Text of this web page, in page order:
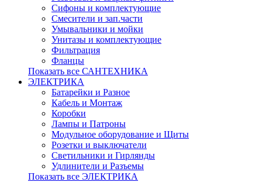
Сифоны и комплектующие
Смесители и зап.части
Умывальники и мойки
Унитазы и комплектующие
Фильтрация
Фланцы
Показать все САНТЕХНИКА
ЭЛЕКТРИКА
Батарейки и Разное
Кабель и Монтаж
Коробки
Лампы и Патроны
Модульное оборудование и Щиты
Розетки и выключатели
Светильники и Гирлянды
Удлинители и Разъемы
Показать все ЭЛЕКТРИКА